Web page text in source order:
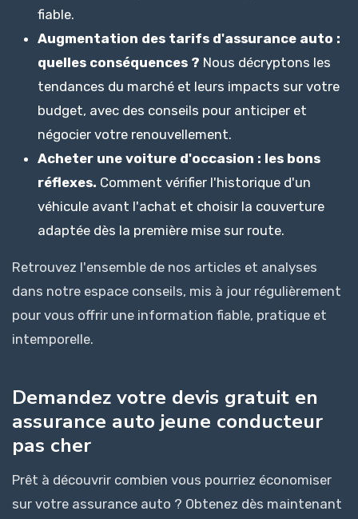
fiable.
Augmentation des tarifs d'assurance auto :
quelles conséquences ? Nous décryptons les
tendances du marché et leurs impacts sur votre
budget, avec des conseils pour anticiper et
négocier votre renouvellement.
Acheter une voiture d'occasion : les bons
réflexes. Comment vérifier l'historique d'un
véhicule avant l'achat et choisir la couverture
adaptée dès la première mise sur route.
Retrouvez l'ensemble de nos articles et analyses
dans notre espace conseils, mis à jour régulièrement
pour vous offrir une information fiable, pratique et
intemporelle.
Demandez votre devis gratuit en
assurance auto jeune conducteur
pas cher
Prêt à découvrir combien vous pourriez économiser
sur votre assurance auto ? Obtenez dès maintenant